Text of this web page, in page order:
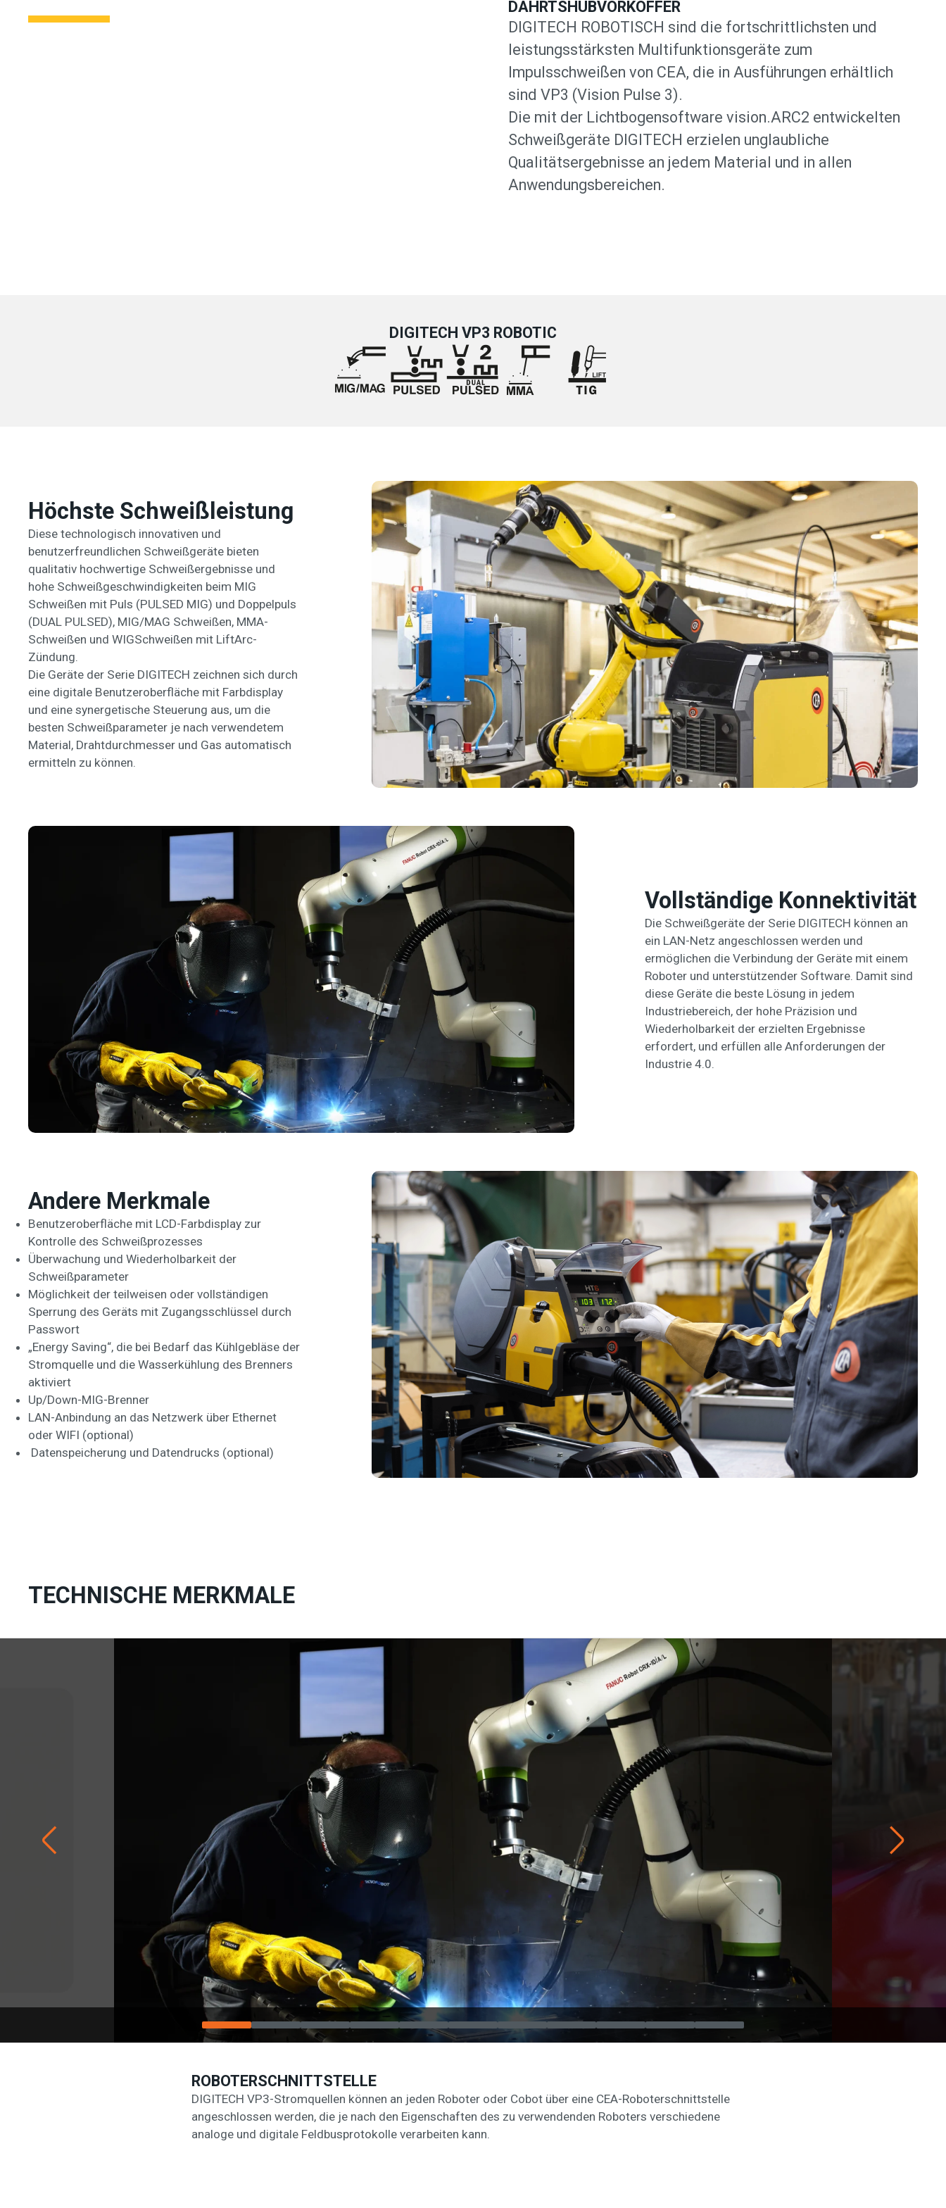
DAHRTSHUBVORKOFFER
DIGITECH ROBOTISCH sind die fortschrittlichsten und
leistungsstärksten Multifunktionsgeräte zum
Impulsschweißen von CEA, die in Ausführungen erhältlich
sind VP3 (Vision Pulse 3).
Die mit der Lichtbogensoftware vision.ARC2 entwickelten
Schweißgeräte DIGITECH erzielen unglaubliche
Qualitätsergebnisse an jedem Material und in allen
Anwendungsbereichen.
DIGITECH VP3 ROBOTIC
Höchste Schweißleistung
Diese technologisch innovativen und
benutzerfreundlichen Schweißgeräte bieten
qualitativ hochwertige Schweißergebnisse und
hohe Schweißgeschwindigkeiten beim MIG
Schweißen mit Puls (PULSED MIG) und Doppelpuls
(DUAL PULSED), MIG/MAG Schweißen, MMA-
Schweißen und WIGSchweißen mit LiftArc-
Zündung.
Die Geräte der Serie DIGITECH zeichnen sich durch
eine digitale Benutzeroberfläche mit Farbdisplay
und eine synergetische Steuerung aus, um die
besten Schweißparameter je nach verwendetem
Material, Drahtdurchmesser und Gas automatisch
ermitteln zu können.
Vollständige Konnektivität
Die Schweißgeräte der Serie DIGITECH können an
ein LAN-Netz angeschlossen werden und
ermöglichen die Verbindung der Geräte mit einem
Roboter und unterstützender Software. Damit sind
diese Geräte die beste Lösung in jedem
Industriebereich, der hohe Präzision und
Wiederholbarkeit der erzielten Ergebnisse
erfordert, und erfüllen alle Anforderungen der
Industrie 4.0.
Andere Merkmale
Benutzeroberfläche mit LCD-Farbdisplay zur
Kontrolle des Schweißprozesses
Überwachung und Wiederholbarkeit der
Schweißparameter
Möglichkeit der teilweisen oder vollständigen
Sperrung des Geräts mit Zugangsschlüssel durch
Passwort
„Energy Saving“, die bei Bedarf das Kühlgebläse der
Stromquelle und die Wasserkühlung des Brenners
aktiviert
Up/Down-MIG-Brenner
LAN-Anbindung an das Netzwerk über Ethernet
oder WIFI (optional)
Datenspeicherung und Datendrucks (optional)
TECHNISCHE MERKMALE
ROBOTERSCHNITTSTELLE
DIGITECH VP3-Stromquellen können an jeden Roboter oder Cobot über eine CEA-Roboterschnittstelle
angeschlossen werden, die je nach den Eigenschaften des zu verwendenden Roboters verschiedene
analoge und digitale Feldbusprotokolle verarbeiten kann.